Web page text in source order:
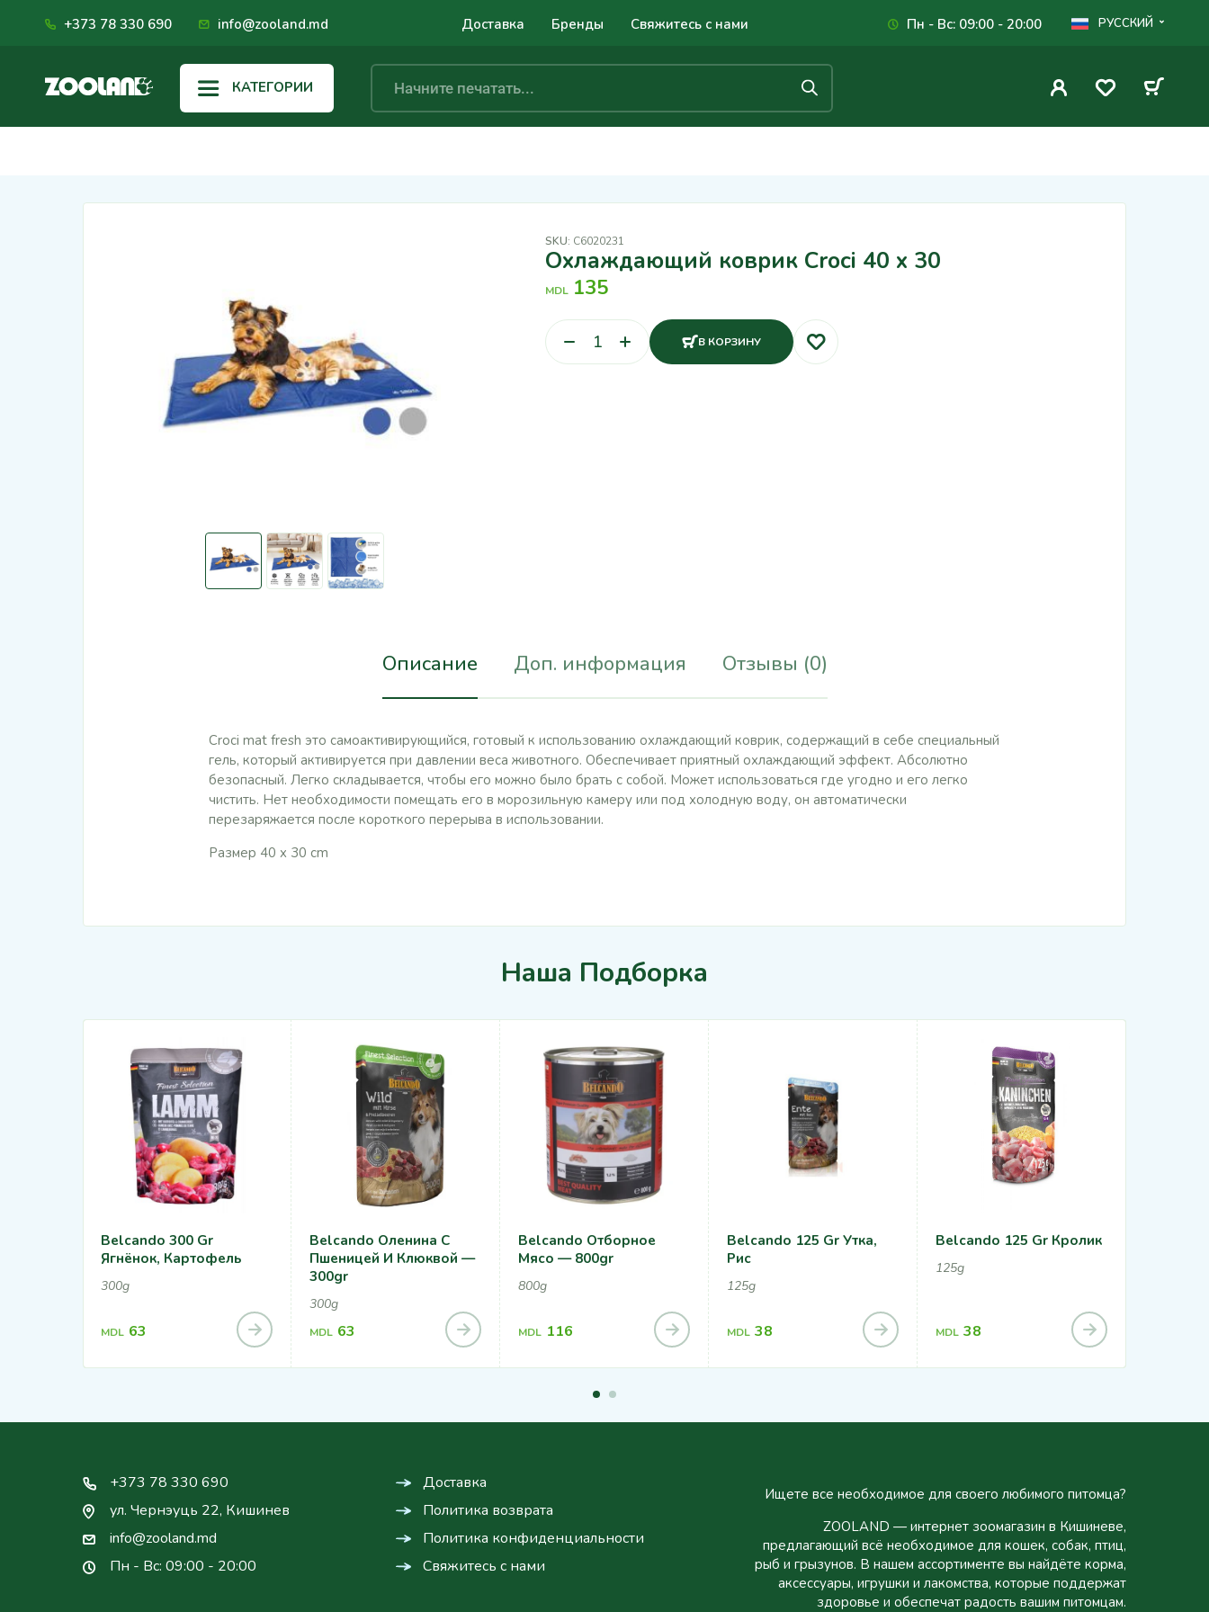
+373 78 330 690 info@zooland.md Доставка Бренды Свяжитесь с нами Пн - Вс: 09:00 - 20:00 РУССКИЙ
КАТЕГОРИИ
SKU: C6020231
Охлаждающий коврик Croci 40 x 30
MDL 135
В КОРЗИНУ
Описание Доп. информация Отзывы (0)
Croci mat fresh это самоактивирующийся, готовый к использованию охлаждающий коврик, содержащий в себе специальный
гель, который активируется при давлении веса животного. Обеспечивает приятный охлаждающий эффект. Абсолютно
безопасный. Легко складывается, чтобы его можно было брать с собой. Может использоваться где угодно и его легко
чистить. Нет необходимости помещать его в морозильную камеру или под холодную воду, он автоматически
перезаряжается после короткого перерыва в использовании.
Размер 40 x 30 cm
Наша Подборка
Belcando 300 Gr
Ягнёнок, Картофель
300g
MDL 63
Belcando Оленина С
Пшеницей И Клюквой —
300gr
300g
MDL 63
Belcando Отборное
Мясо — 800gr
800g
MDL 116
Belcando 125 Gr Утка,
Рис
125g
MDL 38
Belcando 125 Gr Кролик
125g
MDL 38
+373 78 330 690
ул. Чернэуць 22, Кишинев
info@zooland.md
Пн - Вс: 09:00 - 20:00
Доставка
Политика возврата
Политика конфиденциальности
Свяжитесь с нами
Ищете все необходимое для своего любимого питомца?
ZOOLAND — интернет зоомагазин в Кишиневе,
предлагающий всё необходимое для кошек, собак, птиц,
рыб и грызунов. В нашем ассортименте вы найдёте корма,
аксессуары, игрушки и лакомства, которые поддержат
здоровье и обеспечат радость вашим питомцам.